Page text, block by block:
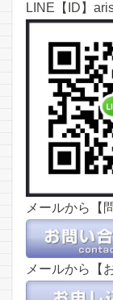
LINE【ID】
メールから【
メールから【